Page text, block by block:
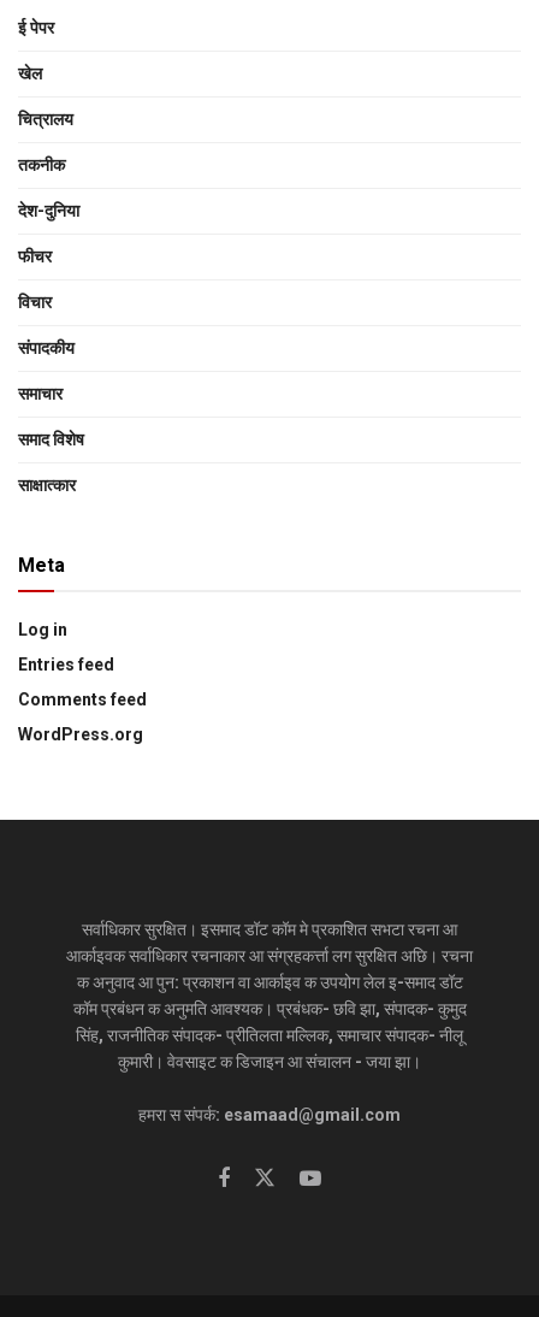
ई पेपर
खेल
चित्रालय
तकनीक
देश-दुनिया
फीचर
विचार
संपादकीय
समाचार
समाद विशेष
साक्षात्‍कार
Meta
Log in
Entries feed
Comments feed
WordPress.org
सर्वाधिकार सुरक्षित। इसमाद डॉट कॉम मे प्रकाशित सभटा रचना आ
आर्काइवक सर्वाधिकार रचनाकार आ संग्रहकर्त्ता लग सुरक्षित अछि। रचना
क अनुवाद आ पुन: प्रकाशन वा आर्काइव क उपयोग लेल इ-समाद डॉट
कॉम प्रबंधन क अनुमति आवश्यक। प्रबंधक- छवि झा, संपादक- कुमुद
सिंह, राजनीतिक संपादक- प्रीतिलता मल्लिक, समाचार संपादक- नीलू
कुमारी। वेवसाइट क डिजाइन आ संचालन - जया झा।
हमरा स संपर्क: esamaad@gmail.com